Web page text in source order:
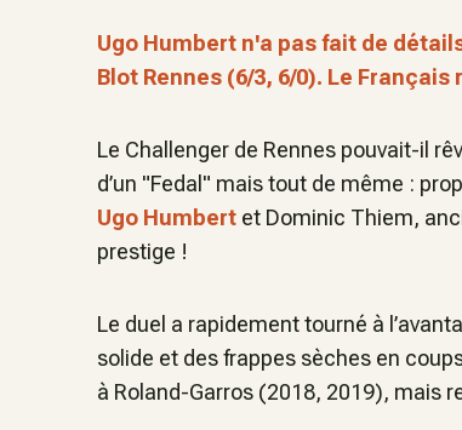
Ugo Humbert n'a pas fait de
Blot Rennes (6/3, 6/0). Le
Le Challenger de Rennes pouvait-il
d’un "Fedal" mais tout de même :
Ugo Humbert et Dominic Thiem,
prestige !
Le duel a rapidement tourné à
solide et des frappes sèches en
à Roland-Garros (2018, 2019), mais